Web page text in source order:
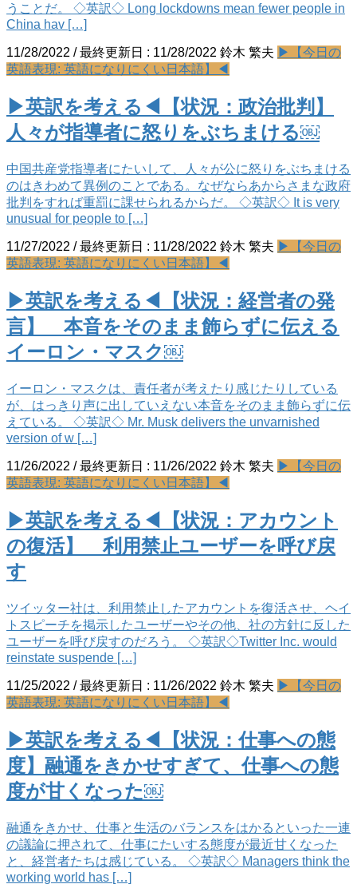
うことだ。 ◇英訳◇ Long lockdowns mean fewer people in
China hav […]
11/28/2022 / 最終更新日 : 11/28/2022 鈴木 繁夫 ▶【今日の
英語表現: 英語になりにくい日本語】◀
▶英訳を考える◀【状況：政治批判】
人々が指導者に怒りをぶちまける￼
中国共産党指導者にたいして、人々が公に怒りをぶちまける
のはきわめて異例のことである。なぜならあからさまな政府
批判をすれば重罰に課せられるからだ。 ◇英訳◇ It is very
unusual for people to […]
11/27/2022 / 最終更新日 : 11/28/2022 鈴木 繁夫 ▶【今日の
英語表現: 英語になりにくい日本語】◀
▶英訳を考える◀【状況：経営者の発
言】 本音をそのまま飾らずに伝える
イーロン・マスク￼
イーロン・マスクは、責任者が考えたり感じたりしている
が、はっきり声に出していえない本音をそのまま飾らずに伝
えている。 ◇英訳◇ Mr. Musk delivers the unvarnished
version of w […]
11/26/2022 / 最終更新日 : 11/26/2022 鈴木 繁夫 ▶【今日の
英語表現: 英語になりにくい日本語】◀
▶英訳を考える◀【状況：アカウント
の復活】 利用禁止ユーザーを呼び戻
す
ツイッター社は、利用禁止したアカウントを復活させ、ヘイ
トスピーチを掲示したユーザーやその他、社の方針に反した
ユーザーを呼び戻すのだろう。 ◇英訳◇Twitter Inc. would
reinstate suspende […]
11/25/2022 / 最終更新日 : 11/26/2022 鈴木 繁夫 ▶【今日の
英語表現: 英語になりにくい日本語】◀
▶英訳を考える◀【状況：仕事への態
度】融通をきかせすぎて、仕事への態
度が甘くなった￼
融通をきかせ、仕事と生活のバランスをはかるといった一連
の議論に押されて、仕事にたいする態度が最近甘くなった
と、経営者たちは感じている。 ◇英訳◇ Managers think the
working world has […]